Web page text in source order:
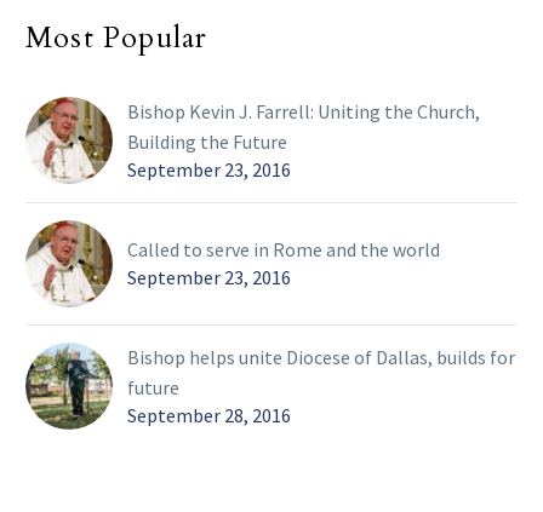
Most Popular
Bishop Kevin J. Farrell: Uniting the Church,
Building the Future
September 23, 2016
Called to serve in Rome and the world
September 23, 2016
Bishop helps unite Diocese of Dallas, builds for
future
September 28, 2016